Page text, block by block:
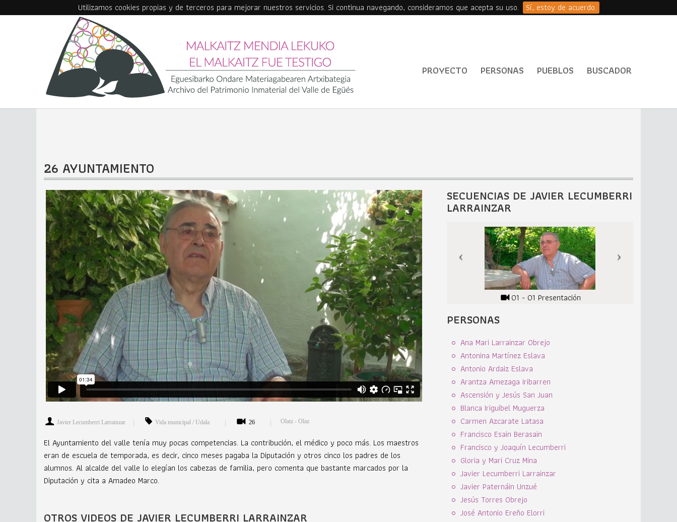
Utilizamos cookies propias y de terceros para mejorar nuestros servicios. Si continua navegando, consideramos que acepta su uso.
Sí, estoy de acuerdo.
PROYECTO PERSONAS PUEBLOS BUSCADOR
26 AYUNTAMIENTO
Javier Lecumberri Larrainzar Vida municipal / Udala 26 Olatz - Olaz
El Ayuntamiento del valle tenía muy pocas competencias. La contribución, el médico y poco más. Los maestros
eran de escuela de temporada, es decir, cinco meses pagaba la Diputación y otros cinco los padres de los
alumnos. Al alcalde del valle lo elegían los cabezas de familia, pero comenta que bastante marcados por la
Diputación y cita a Amadeo Marco.
OTROS VIDEOS DE JAVIER LECUMBERRI LARRAINZAR
SECUENCIAS DE JAVIER LECUMBERRI
LARRAINZAR
01 - 01 Presentación
PERSONAS
Ana Mari Larrainzar Obrejo
Antonina Martínez Eslava
Antonio Ardaiz Eslava
Arantza Amezaga Iribarren
Ascensión y Jesús San Juan
Blanca Iriguibel Muguerza
Carmen Azcarate Latasa
Francisco Esain Berasain
Francisco y Joaquín Lecumberri
Gloria y Mari Cruz Mina
Javier Lecumberri Larrainzar
Javier Paternáin Unzué
Jesús Torres Obrejo
José Antonio Ereño Elorri